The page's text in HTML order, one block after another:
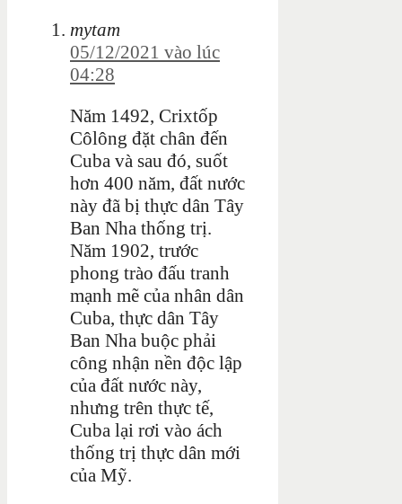
mytam
05/12/2021 vào lúc
04:28
Năm 1492, Crixtốp
Côlông đặt chân đến
Cuba và sau đó, suốt
hơn 400 năm, đất nước
này đã bị thực dân Tây
Ban Nha thống trị.
Năm 1902, trước
phong trào đấu tranh
mạnh mẽ của nhân dân
Cuba, thực dân Tây
Ban Nha buộc phải
công nhận nền độc lập
của đất nước này,
nhưng trên thực tế,
Cuba lại rơi vào ách
thống trị thực dân mới
của Mỹ.